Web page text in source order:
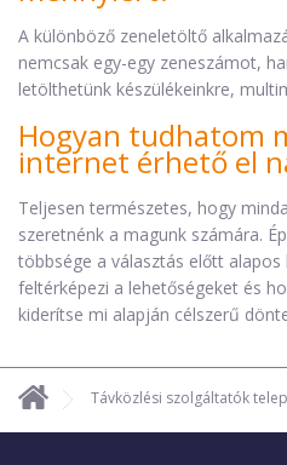
A különböző zeneletöltő
nemcsak egy-egy zeneszámot,
letölthetünk készülékeinkre,
Hogyan tudhatom
internet érhető el
Teljesen természetes, hogy
szeretnénk a magunk számára.
többsége a választás előtt
feltérképezi a lehetőségeket és
kiderítse mi alapján célszerű
Távközlési szolgáltatók